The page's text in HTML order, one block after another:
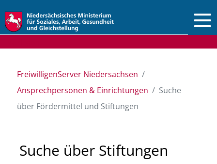
FreiwilligenServer Niedersachsen
Ansprechpersonen & Einrichtungen
Suche
über Fördermittel und Stiftungen
Suche über Stiftungen